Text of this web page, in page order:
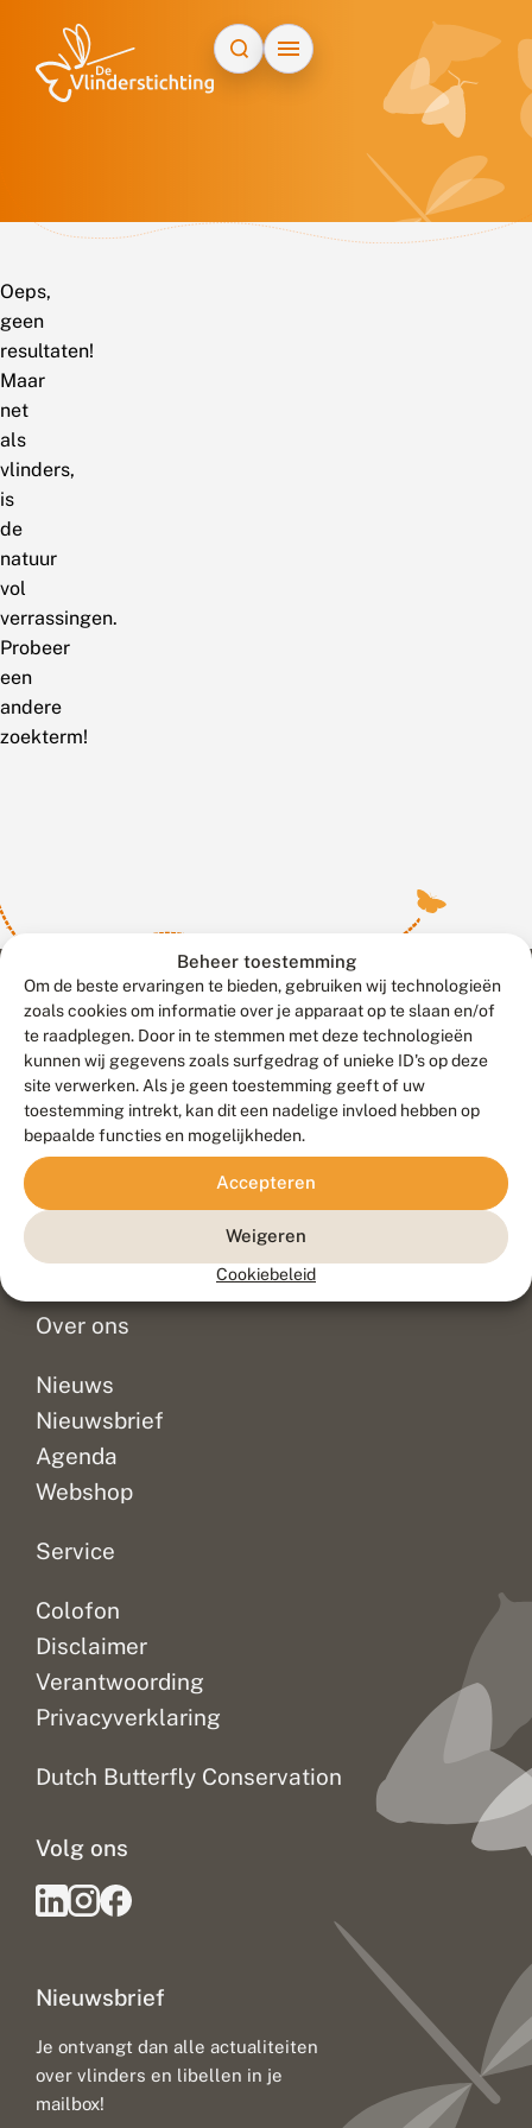
Beheer toestemming
Om de beste ervaringen te bieden, gebruiken wij technologieën
zoals cookies om informatie over je apparaat op te slaan en/of
te raadplegen. Door in te stemmen met deze technologieën
kunnen wij gegevens zoals surfgedrag of unieke ID's op deze
site verwerken. Als je geen toestemming geeft of uw
toestemming intrekt, kan dit een nadelige invloed hebben op
bepaalde functies en mogelijkheden.
Accepteren
Weigeren
Cookiebeleid
Oeps,
geen
resultaten!
Maar
net
als
vlinders,
is
de
natuur
vol
verrassingen.
Probeer
een
andere
zoekterm!
Contact
Veelgestelde vragen
Doneer
Over ons
Nieuws
Nieuwsbrief
Agenda
Webshop
Service
Colofon
Disclaimer
Verantwoording
Privacyverklaring
Dutch Butterfly Conservation
Nieuwsbrief
Je ontvangt dan alle actualiteiten
over vlinders en libellen in je
mailbox!
Volg ons
Meld waarnemingen© 2026 Vlinderstichting
Duurzaam ontwikkeld door
Go2People
, ontworpen door
Blue Field Agency
Privacy
Disclaimer
Sitemap